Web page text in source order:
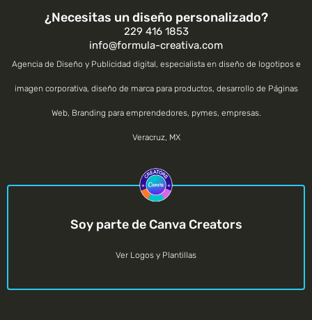
¿Necesitas un diseño personalizado?
229 416 1853
info@formula-creativa.com
Agencia de Diseño y Publicidad digital, especialista en diseño de logotipos e
imagen corporativa, diseño de marca para productos, desarrollo de Páginas
Web, Branding para emprendedores, pymes, empresas.
Veracruz MX
Soy parte de Canva Creators
Ver Logos y Plantillas